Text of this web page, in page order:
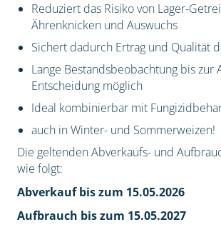
Reduziert das Risiko von Lager-
Ährenknicken und Auswuchs
Sichert dadurch Ertrag und Qualität
Lange Bestandsbeobachtung bis zur
Entscheidung möglich
Ideal kombinierbar mit
auch in Winter- und Sommerweizen!
Die geltenden Abverkaufs- und
wie folgt:
Abverkauf bis zum 15.05.2026
Aufbrauch bis zum 15.05.2027